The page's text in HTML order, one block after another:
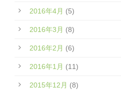
2016年4月 (5)
2016年3月 (8)
2016年2月 (6)
2016年1月 (11)
2015年12月 (8)